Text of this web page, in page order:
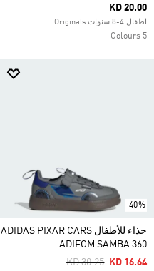
KD 20.00
اطفال 4-8 سنوات Originals
5 Colours
-40%
حذاء للأطفال ADIDAS PIXAR CARS
ADIFOM SAMBA 360
Price Reduced
KD 30.25ToKD 16.64